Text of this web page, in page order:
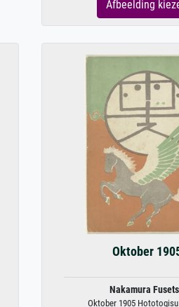
Afbeelding
Oktober
Nakamura
Oktober 1905